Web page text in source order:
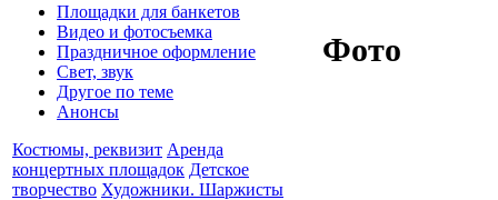
Площадки для банкетов
Видео и фотосъемка
Праздничное оформление
Свет, звук
Другое по теме
Анонсы
Костюмы, реквизит Аренда
концертных площадок Детское
творчество Художники. Шаржисты
Фото